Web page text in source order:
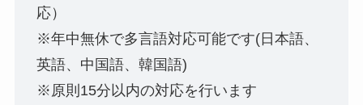
応）
※年中無休で多言語対応可能です(日本語、
英語、中国語、韓国語)
※原則15分以内の対応を行います